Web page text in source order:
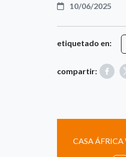
10/06/2025
etiquetado en:
compartir:
CASA ÁFRICA